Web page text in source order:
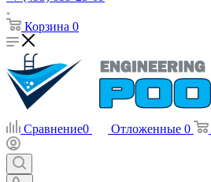
Корзина 0
Сравнение0 Отложенные 0